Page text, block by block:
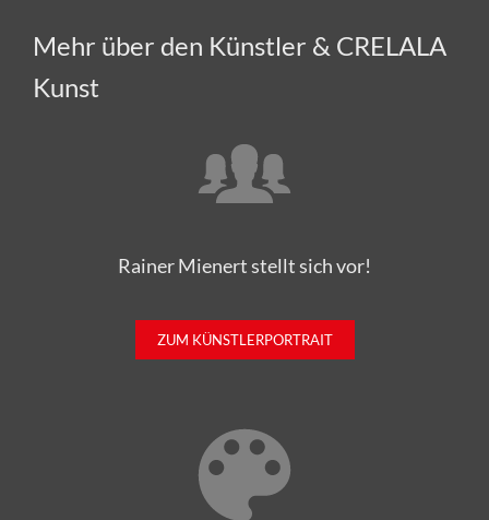
Mehr über den Künstler & CRELALA
Kunst
Rainer Mienert stellt sich vor!
ZUM KÜNSTLERPORTRAIT